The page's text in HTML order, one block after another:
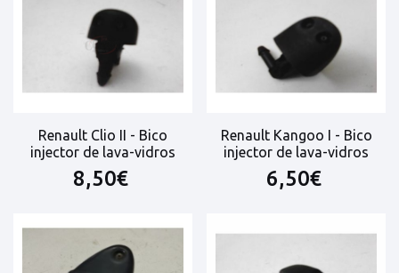
Renault Clio II - Bico
injector de lava-vidros
8,50€
Renault Kangoo I - Bico
injector de lava-vidros
6,50€